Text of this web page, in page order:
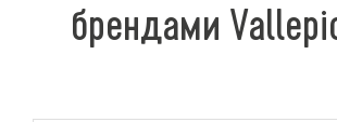
брендами